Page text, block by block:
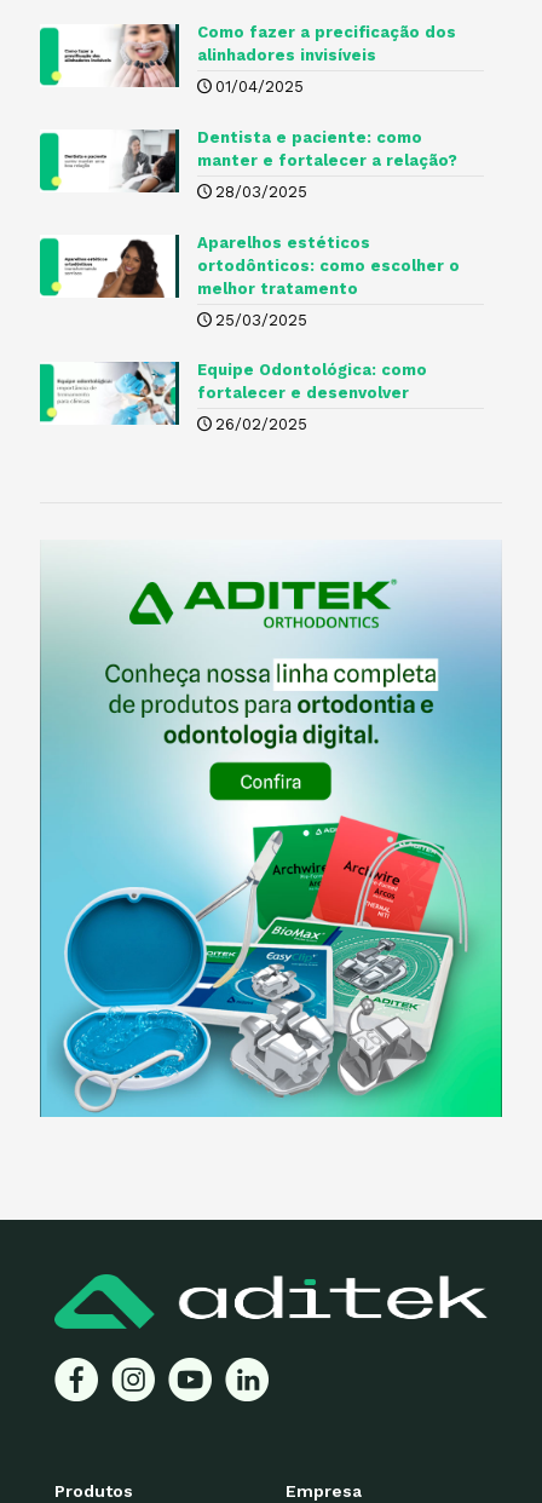
Como fazer a precificação dos
alinhadores invisíveis
01/04/2025
Dentista e paciente: como
manter e fortalecer a relação?
28/03/2025
Aparelhos estéticos
ortodônticos: como escolher o
melhor tratamento
25/03/2025
Equipe Odontológica: como
fortalecer e desenvolver
26/02/2025
Produtos Empresa